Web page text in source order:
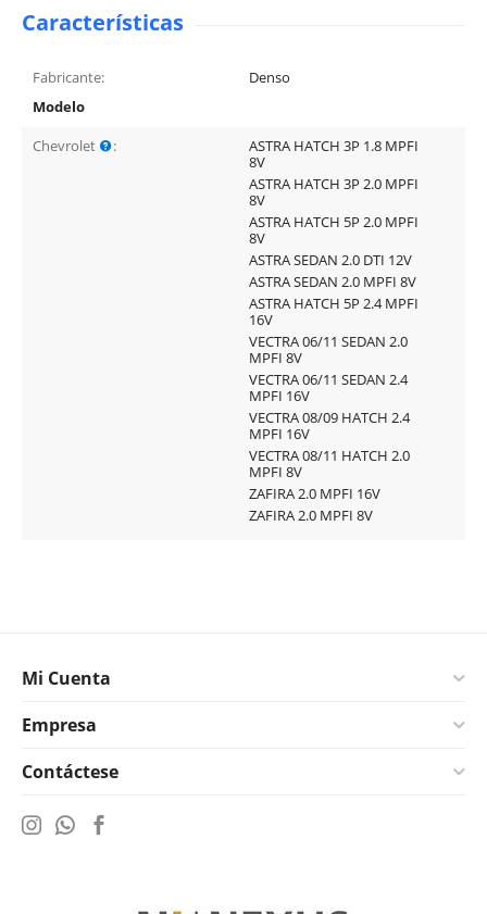
Características
Fabricante:
Denso
Modelo
Chevrolet
:
ASTRA HATCH 3P 1.8 MPFI
8V
ASTRA HATCH 3P 2.0 MPFI
8V
ASTRA HATCH 5P 2.0 MPFI
8V
ASTRA SEDAN 2.0 DTI 12V
ASTRA SEDAN 2.0 MPFI 8V
ASTRA HATCH 5P 2.4 MPFI
16V
VECTRA 06/11 SEDAN 2.0
MPFI 8V
VECTRA 06/11 SEDAN 2.4
MPFI 16V
VECTRA 08/09 HATCH 2.4
MPFI 16V
VECTRA 08/11 HATCH 2.0
MPFI 8V
ZAFIRA 2.0 MPFI 16V
ZAFIRA 2.0 MPFI 8V
Mi Cuenta
Empresa
Contáctese